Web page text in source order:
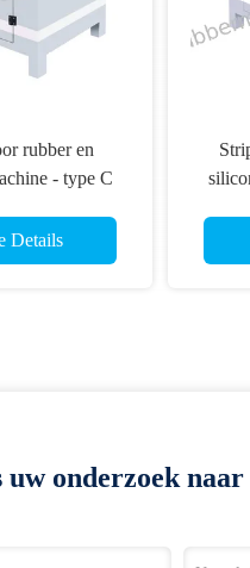
rubber en
- type C
Details
uw onderzoek